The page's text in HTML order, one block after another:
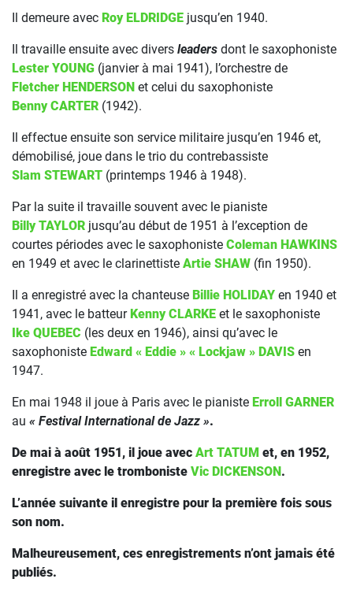
Il demeure avec Roy ELDRIDGE jusqu’en 1940.
Il travaille ensuite avec divers leaders dont le saxophoniste
Lester YOUNG (janvier à mai 1941), l’orchestre de
Fletcher HENDERSON et celui du saxophoniste
Benny CARTER (1942).
Il effectue ensuite son service militaire jusqu’en 1946 et,
démobilisé, joue dans le trio du contrebassiste
Slam STEWART (printemps 1946 à 1948).
Par la suite il travaille souvent avec le pianiste
Billy TAYLOR jusqu’au début de 1951 à l’exception de
courtes périodes avec le saxophoniste Coleman HAWKINS
en 1949 et avec le clarinettiste Artie SHAW (fin 1950).
Il a enregistré avec la chanteuse Billie HOLIDAY en 1940 et
1941, avec le batteurKenny CLARKE et le saxophoniste
Ike QUEBEC (les deux en 1946), ainsi qu’avec le
saxophoniste Edward « Eddie » « Lockjaw » DAVIS en
1947.
En mai 1948 il joue à Paris avec le pianiste Erroll GARNER
au « Festival International de Jazz ».
De mai à août 1951, il joue avec Art TATUM et, en 1952,
enregistre avec le tromboniste Vic DICKENSON.
L’année suivante il enregistre pour la première fois sous
son nom.
Malheureusement, ces enregistrements n’ont jamais été
publiés.